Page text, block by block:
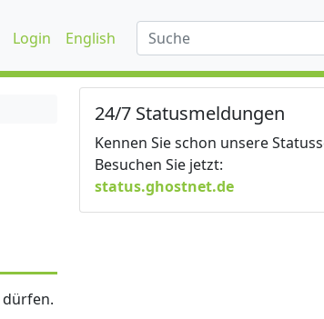
Login English
dürfen.
24/7 Statusmeldungen
Kennen Sie schon unsere
Besuchen Sie jetzt:
status.ghostnet.de